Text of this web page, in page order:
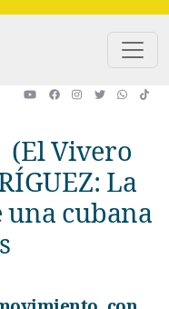
(El Vivero
La
cubana